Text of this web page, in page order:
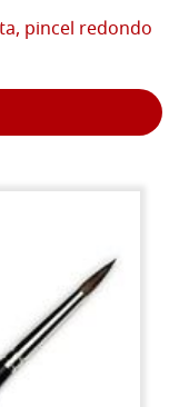
pincel redondo